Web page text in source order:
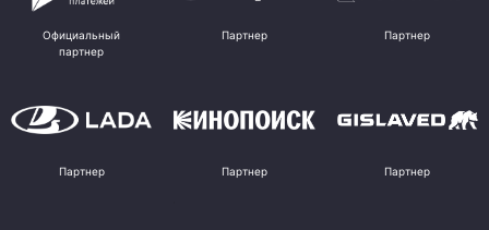
Официальный
партнер
Партнер Партнер
Партнер Партнер Партнер